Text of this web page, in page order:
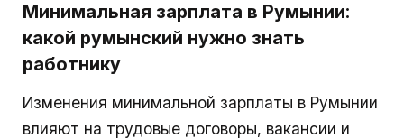
Минимальная зарплата в Румынии:
какой румынский нужно знать
работнику
Изменения минимальной зарплаты в Румынии
влияют на трудовые договоры, вакансии и